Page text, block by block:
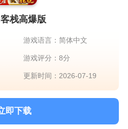
栈高爆版
游戏语言：简体中文
游戏评分：8分
更新时间：2026-07-19
即下载